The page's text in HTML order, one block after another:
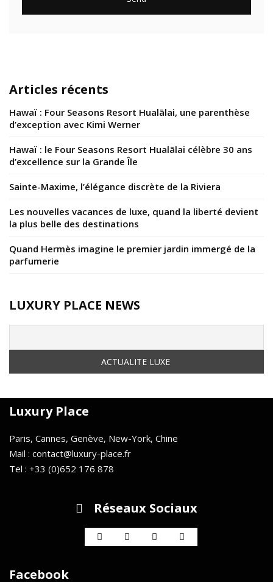
Articles récents
Hawaï : Four Seasons Resort Hualālai, une parenthèse
d’exception avec Kimi Werner
Hawaï : le Four Seasons Resort Hualālai célèbre 30 ans
d’excellence sur la Grande Île
Sainte-Maxime, l’élégance discrète de la Riviera
Les nouvelles vacances de luxe, quand la liberté devient
la plus belle des destinations
Quand Hermès imagine le premier jardin immergé de la
parfumerie
LUXURY PLACE NEWS
Luxury Place
Paris, Cannes, Genève, New-York, Chine
Mail : contact@luxury-place.fr
Tel : +33 (0)652 176 878
Réseaux Sociaux
Facebook